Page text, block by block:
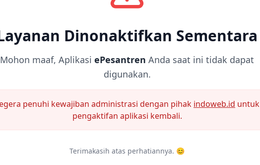
Dinonaktifkan Sementara
Mohon maaf, Aplikasi ePesantren Anda saat ini tidak dapat
digunakan.
penuhi kewajiban administrasi dengan pihak indoweb.id untuk
pengaktifan aplikasi kembali.
Terimakasih atas perhatiannya. 😊